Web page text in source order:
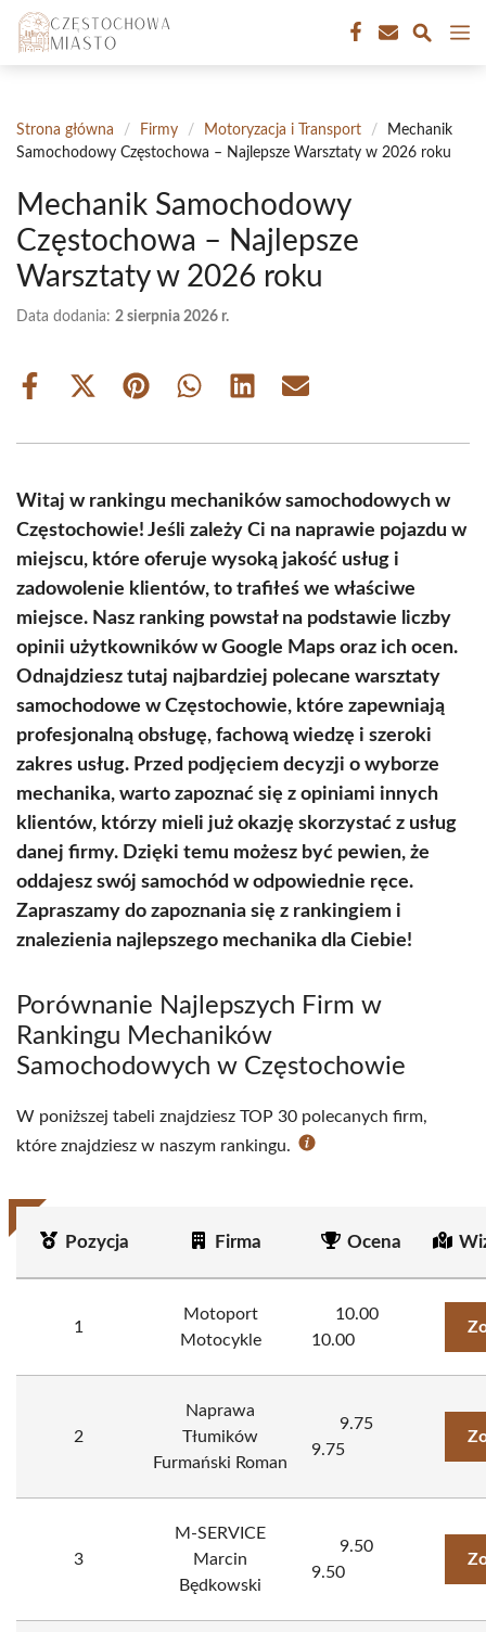
Przejdź
treści
Strona główna / Firmy / Motoryzacja i Transport /
Mechanik
Samochodowy Częstochowa – Najlepsze Warsztaty w 2026 roku
Mechanik Samochodowy
Częstochowa – Najlepsze
Warsztaty w 2026 roku
Data dodania: 2 sierpnia 2026 r.
Share
Share
(Twitter)
Share Share Share Share
Witaj w rankingu mechaników samochodowych w
Częstochowie! Jeśli zależy Ci na naprawie pojazdu w
miejscu, które oferuje wysoką jakość usług i
zadowolenie klientów, to trafiłeś we właściwe
miejsce. Nasz ranking powstał na podstawie liczby
opinii użytkowników w Google Maps oraz ich ocen.
Odnajdziesz tutaj najbardziej polecane warsztaty
samochodowe w Częstochowie, które zapewniają
profesjonalną obsługę, fachową wiedzę i szeroki
zakres usług. Przed podjęciem decyzji o wyborze
mechanika, warto zapoznać się z opiniami innych
klientów, którzy mieli już okazję skorzystać z usług
danej firmy. Dzięki temu możesz być pewien, że
oddajesz swój samochód w odpowiednie ręce.
Zapraszamy do zapoznania się z rankingiem i
znalezienia najlepszego mechanika dla Ciebie!
Porównanie Najlepszych Firm w
Rankingu Mechaników
Samochodowych w Częstochowie
W poniższej tabeli znajdziesz TOP 30 polecanych firm,
które znajdziesz w naszym rankingu.
Pozycja Firma Ocena
1
Motoport
Motocykle
10.00
10.00
2
Naprawa
Tłumików
Furmański Roman
9.75
9.75
3
M-SERVICE
Marcin
Będkowski
9.50
9.50